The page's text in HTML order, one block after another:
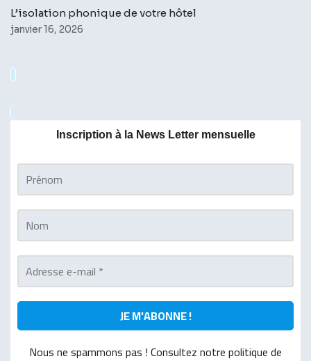
L’isolation phonique de votre hôtel
janvier 16, 2026
Inscription à la News Letter mensuelle
Nous ne spammons pas ! Consultez notre politique de